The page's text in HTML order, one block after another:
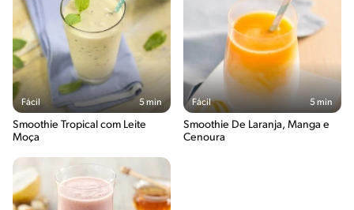
Fácil 5 min
Smoothie Tropical com Leite
Moça
Fácil 5 min
Smoothie De Laranja, Manga e
Cenoura